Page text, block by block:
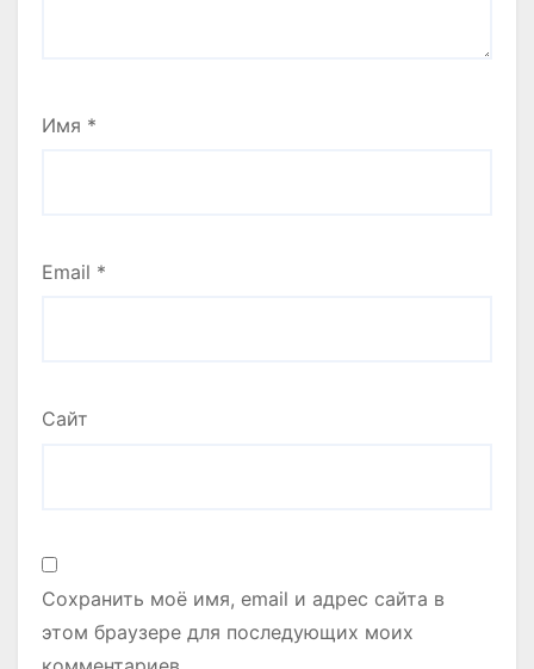
Имя *
Email *
Сайт
Сохранить моё имя, email и адрес сайта в
этом браузере для последующих моих